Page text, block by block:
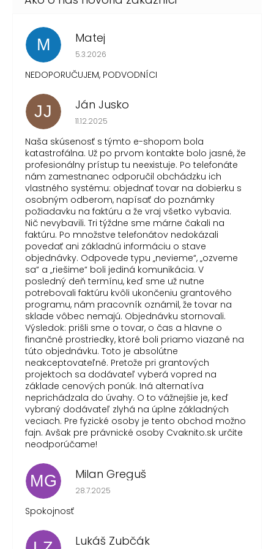
M Matej
Hodnotenie obchodu je 1 z 5 hviezdičiek.
5.3.2026
NEDOPORUČUJEM, PODVODNÍCI
JJ Ján Jusko
Hodnotenie obchodu je 1 z 5 hviezdičiek.
11.12.2025
Naša skúsenosť s týmto e-shopom bola
katastrofálna. Už po prvom kontakte bolo jasné, že
profesionálny prístup tu neexistuje. Po telefonáte
nám zamestnanec odporučil obchádzku ich
vlastného systému: objednať tovar na dobierku s
osobným odberom, napísať do poznámky
požiadavku na faktúru a že vraj všetko vybavia.
Nič nevybavili. Tri týždne sme márne čakali na
faktúru. Po množstve telefonátov nedokázali
povedať ani základnú informáciu o stave
objednávky. Odpovede typu „nevieme“, „ozveme
sa“ a „riešime“ boli jediná komunikácia. V
posledný deň termínu, keď sme už nutne
potrebovali faktúru kvôli ukončeniu grantového
programu, nám pracovník oznámil, že tovar na
sklade vôbec nemajú. Objednávku stornovali.
Výsledok: prišli sme o tovar, o čas a hlavne o
finančné prostriedky, ktoré boli priamo viazané na
túto objednávku. Toto je absolútne
neakceptovateľné. Pretože pri grantových
projektoch sa dodávateľ vyberá vopred na
základe cenových ponúk. Iná alternatíva
neprichádzala do úvahy. O to vážnejšie je, keď
vybraný dodávateľ zlyhá na úplne základných
veciach. Pre fyzické osoby je tento obchod možno
fajn. Avšak pre právnické osoby Cvaknito.sk určite
neodporúčame!
MG Milan Greguš
Hodnotenie obchodu je 5 z 5 hviezdičiek.
28.7.2025
Spokojnosť
Lukáš Zubčák